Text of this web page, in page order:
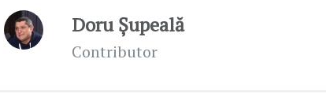
Doru Șupeală
Contributor